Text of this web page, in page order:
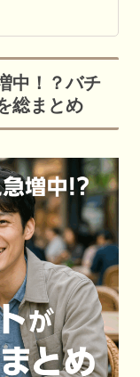
中！？バチ
総まとめ